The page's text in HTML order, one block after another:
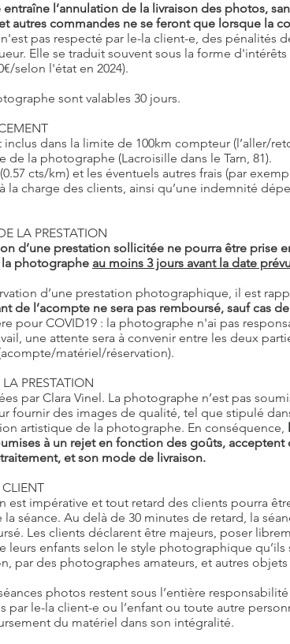
l’annulation de la livraison des photos,
autres commandes ne se feront que lorsque la
pas respecté par le-la client-e, des pénalités
Elle se traduit souvent sous la forme
selon l'état en 2024).
sont valables 30 jours.
dans la limite de 100km compteur (l’aller/
la photographe (Lacroisille dans le Tarn, 81).
cts/km) et les éventuels autres frais (par
la charge des clients, ainsi qu’une indemnité
LA PRESTATION
d’une prestation sollicitée ne pourra être prise
la photographe au moins 3 jours avant la date
d’une prestation photographique, il est
de l’acompte ne sera pas remboursé, sauf cas
pour COVID19 : la photographe n'ai pas
une attente sera à convenir entre les deux
matériel/réservation).
PRESTATION
par Clara Vinel. La photographe n’est pas
fournir des images de qualité, tel que stipulé
artistique de la photographe. En conséquence,
à un rejet en fonction des goûts, acceptent
et son mode de livraison.
est impérative et tout retard des clients pourra
séance. Au delà de 30 minutes de retard, la
Les clients déclarent être majeurs, poser
leurs enfants selon le style photographique
par des photographes amateurs, et autres
photos restent sous l’entière
par le-la client-e ou l’enfant ou toute autre
du matériel dans son intégralité.